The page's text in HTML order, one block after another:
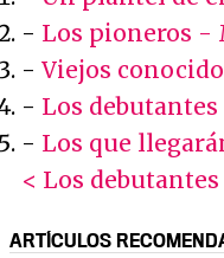
- Los pioneros -
- Viejos
- Los debutantes
- Los que
< Los debutantes
ARTÍCULOS